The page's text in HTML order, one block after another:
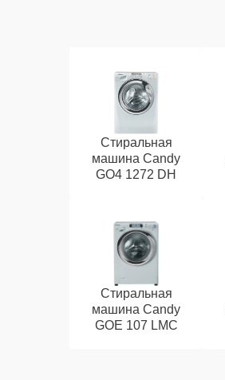
Стиральная
машина Candy
GO4 1272 DH
Стиральная
машина Candy
GOE 107 LMC